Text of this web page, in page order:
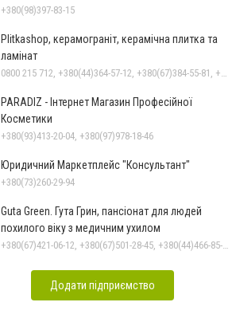
картах Таро
+380(98)397-83-15
Plitkashop, керамограніт, керамічна плитка та
ламінат
PARADIZ - Інтернет Магазин Професійної
Косметики
+380(93)413-20-04, +380(97)978-18-46
Юридичний Маркетплейс "Консультант"
+380(73)260-29-94
Guta Green. Гута Грин, пансіонат для людей
похилого віку з медичним ухилом
Додати підприємство